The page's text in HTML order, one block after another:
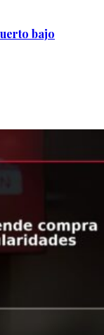
bajo